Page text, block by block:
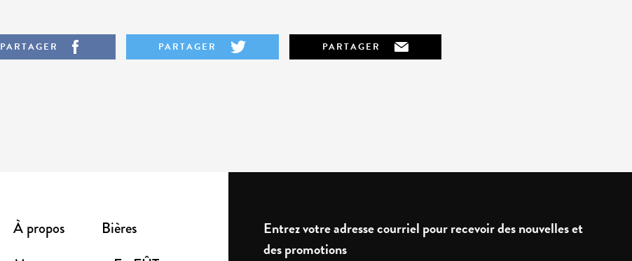
PARTAGER PARTAGER PARTAGER
À propos
Bières
Entrez votre adresse courriel pour recevoir des nouvelles et
des promotions